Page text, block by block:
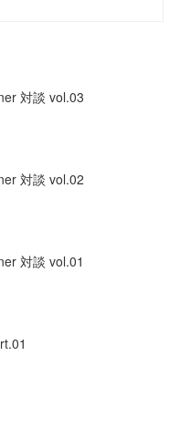
対談 vol.03
対談 vol.02
対談 vol.01